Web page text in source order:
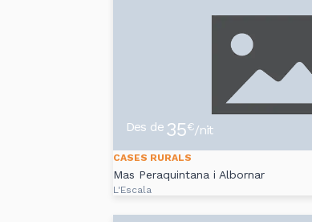
Des de 35€/nit
CASES RURALS
Mas Peraquintana i Albornar
L'Escala